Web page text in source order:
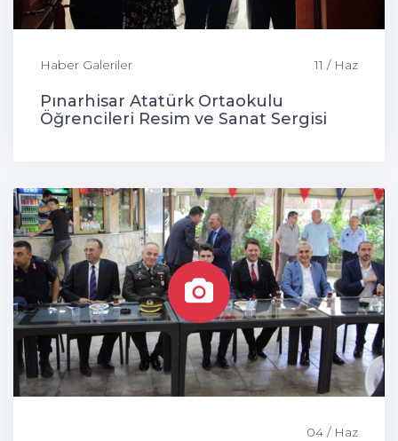
Haber Galeriler 11 / Haz
Pınarhisar Atatürk Ortaokulu
Öğrencileri Resim ve Sanat Sergisi
04 / Haz